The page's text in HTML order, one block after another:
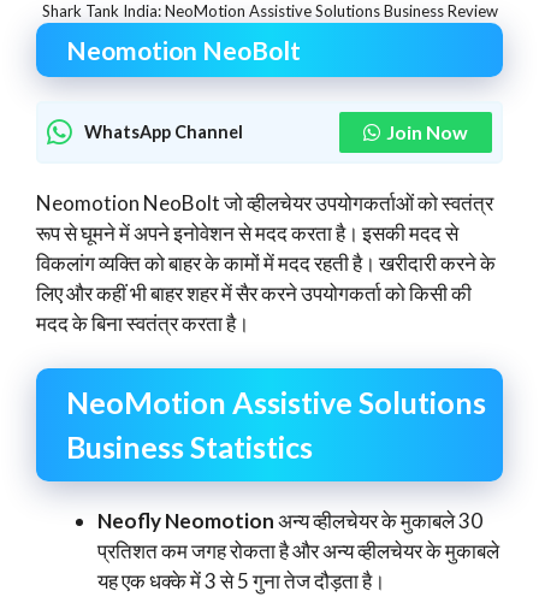
Shark Tank India: NeoMotion Assistive Solutions Business Review
Neomotion NeoBolt
WhatsApp Channel Join Now
Neomotion NeoBolt जो व्हीलचेयर उपयोगकर्ताओं को स्वतंत्र
रूप से घूमने में अपने इनोवेशन से मदद करता है। इसकी मदद से
विकलांग व्यक्ति को बाहर के कामों में मदद रहती है। खरीदारी करने के
लिए और कहीं भी बाहर शहर में सैर करने उपयोगकर्ता को किसी की
मदद के बिना स्वतंत्र करता है।
NeoMotion Assistive Solutions
Business Statistics
Neofly Neomotionअन्य व्हीलचेयर के मुकाबले 30
प्रतिशत कम जगह रोकता है और अन्य व्हीलचेयर के मुकाबले
यह एक धक्के में 3 से 5 गुना तेज दौड़ता है।